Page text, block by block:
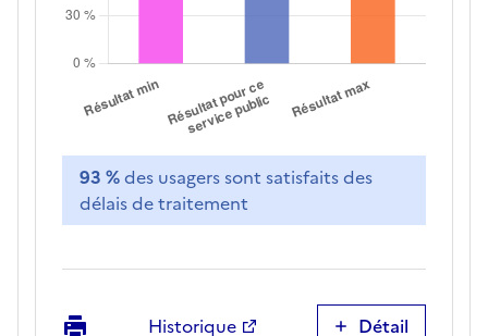
93 %des usagers sont satisfaits des
délais de traitement
ImprimerHistorique Détail